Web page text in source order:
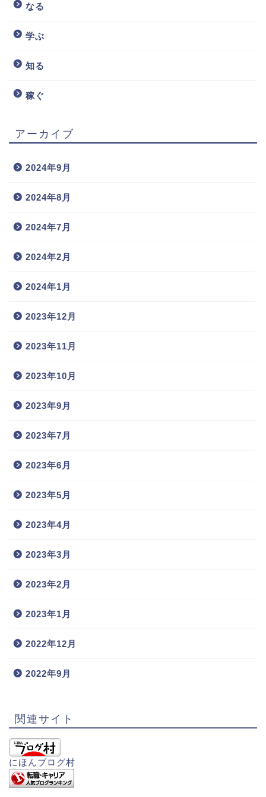
なる
学ぶ
知る
稼ぐ
アーカイブ
2024年9月
2024年8月
2024年7月
2024年2月
2024年1月
2023年12月
2023年11月
2023年10月
2023年9月
2023年7月
2023年6月
2023年5月
2023年4月
2023年3月
2023年2月
2023年1月
2022年12月
2022年9月
関連サイト
にほんブログ村